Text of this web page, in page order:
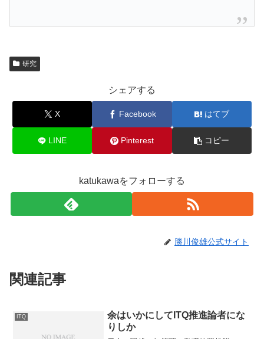
研究
シェアする
X Facebook はてブ
LINE Pinterest コピー
katukawaをフォローする
勝川俊雄公式サイト
関連記事
ITQ
余はいかにしてITQ推進論者にな
りしか